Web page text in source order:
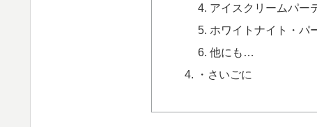
アイスクリームパー
ホワイトナイト・パ
他にも…
・さいごに